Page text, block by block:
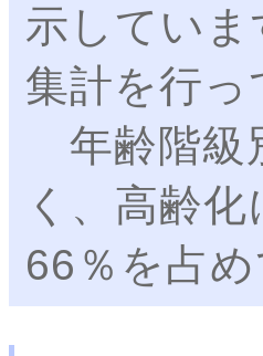
示してい
集計を行っ
年齢階級
く、高齢
66％を占め